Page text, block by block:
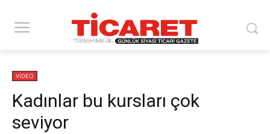
VİDEO
Kadınlar bu kursları çok
seviyor